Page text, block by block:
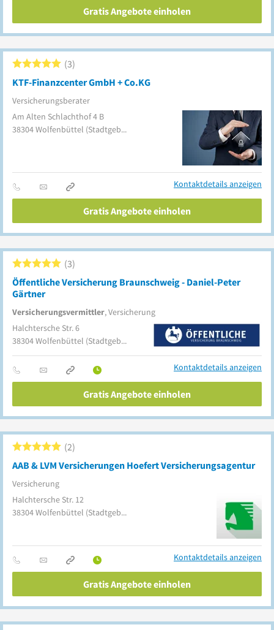
Gratis Angebote einholen
KTF-Finanzcenter GmbH + Co.KG
Versicherungsberater
3
Am Alten Schlachthof 4 B
38304Wolfenbüttel (Stadtgebiet)
Kontaktdetails anzeigen
Gratis Angebote einholen
Öffentliche Versicherung Braunschweig - Daniel-Peter
Gärtner
Versicherungsvermittler, Versicherung
3
Halchtersche Str. 6
38304Wolfenbüttel (Stadtgebiet)
Kontaktdetails anzeigen
Gratis Angebote einholen
AAB & LVM Versicherungen Hoefert Versicherungsagentur
Versicherung
2
Halchtersche Str. 12
38304Wolfenbüttel (Stadtgebiet)
Kontaktdetails anzeigen
Gratis Angebote einholen